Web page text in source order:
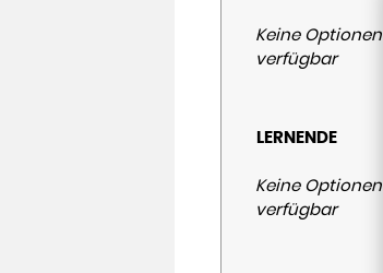
Keine Optionen
verfügbar
LERNENDE
Keine Optionen
verfügbar